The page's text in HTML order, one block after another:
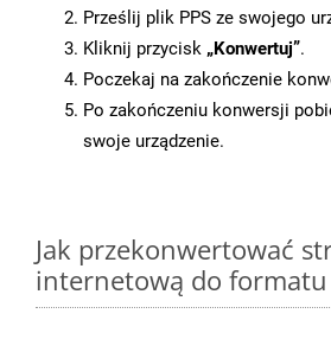
Prześlij plik PPS ze swojego
Kliknij przycisk „Konwertuj”.
Poczekaj na zakończenie
Po zakończeniu konwersji
swoje urządzenie.
Jak przekonwertować
internetową do formatu